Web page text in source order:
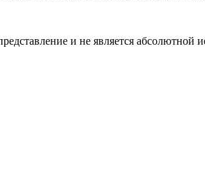
и не является абсолютной